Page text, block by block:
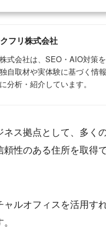
フリ株式会社
式会社は、SEO・AIO対策
自取材や実体験に基づく情
分析・紹介しています。
ス拠点として、多く
性のある住所を取得
ルオフィスを活用す